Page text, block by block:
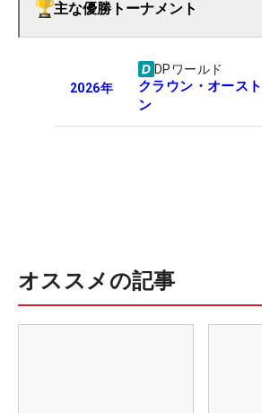
主な優勝トーナメント
2026年
DPワールド
クラウン・オース
ン
オススメの記事